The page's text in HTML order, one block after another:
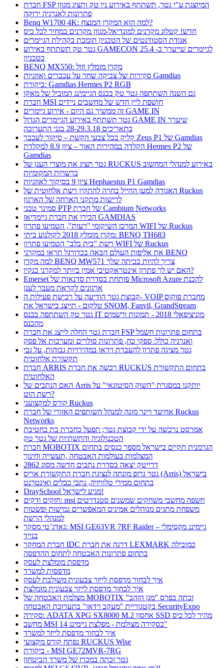
חברת FSP המיוצגת ע"י גטר, תשתתף באירוע ניו טק ותציג מגוון
פתרונות לאנרגיה ירוקה
Benq W1700 4K: למה הוא המקרן המנצח?
חדש! קטלוג מקרנים למונדיאל-מגוון מקרנים במחיר לכל כיס
אגודת הסטודנטים של הטכניון תומכת בקהילת הגיימרים
גטר טק תשתתף באירוע GAMECON לגיימרים שייערך ב- 25.4
בטכניון
BENQ MX550: מקרן מומלץ וזול
סקירות של צביקה שחר על עכברים ואוזניות Gamdias
ביקורת: Gamdias Hermes P2 RGB
גם השנה השתתפה גטר טק בכנס הגיימינג המוביל של מאקו
חברת MSI חושפת ליין חדש של מחשבים ניידים
זה ממשיך גם היום - אירוע גיימרים GAME IN
גטר תשתתף באירוע הגיימרים הגדול GAME IN שיערך
בתאריכים 28-29.3.18 בגני התערוכה
קליק בכל צבעי הקשת – סיקור לעכבר Zeus P1 של Gamdias
הקלדה במהירות האור – ציון 8.9 למקלדת Hermes P2 של
Gamdias
גטר תציג את מוצרי הענן של RUCKUS באירוע למנהלי המחשוב
ברשויות המקומיות
ציון 9 בסיקור לאוזניות Hephaestus P1 Gamdias
האגודה למען החייל בחרה להתקין רשת אלחוטית של Ruckus
לרישות מתקני הארחה של הארגון
סמינר טכני PTP של חברת Cambium Networks
הכירו את חברת גיימדיאז GAMDIAS
המרכז השיקומי "רעות", הטמיעו פתרון WIFI של Ruckus
מקרן מומלץ 2018 לקולנוע ביתי: BENQ TH683
רשת "בית בלב" הטמיעו פתרון WIFI של Ruckus
את אליפות העולם הבאה בכדורגל תראו במקרני BENQ
למה מקרן BENQ MW571 צריך להיות בכיתה שלך
האם יש לך פתרון אינטראקטיבי אמין ביותר למקרני בנקיו?
Emerset פותחת בסדרת סדנאות של Microsoft Azure להכנת
ארגונים לקראת מעבר לענן
קבוצת גטר הודיעה על רכישת פעילות ה- VOIP מחברת פוקוס
טלקום - תייצג בישראל את SNOM, Fanvil, GrandStream
גטר טק השתתפה בכנס IT מוניציפאלי 2018 - תמונות ורשמים
מהכנס
חברת גטר החלה לייצג את חברת FSP בתחום פתרונות חשמל
ואנרגיה כולל: ספקי כח, פתרונות סולרים ומערכות אל פסק
גטר מציגה פתרון להעברת וידאו במהירויות גבוהות, על גבי
תקשורת אלחוטית
חברת ARRIS רכשה את חברת RUCKUS בתחום התקשורת
האלחוטית
האם הנתבים של Arris יותקנו במסגרת "השוק הסיטונאי" על
רשת הוט?
קורס למקצועני Ruckus
אחיעד ויינר מונה למנהל השותפים האזורי של חברת Ruckus
Networks
אמרסט נרכשה על ידי קבוצת גטר; תפעל כחברת בת בחטיבת
הטכנולוגיה והתשתיות של גטר טק
חברת MOBOTIX הגרמנית תקיים בישראל מספר כנסים בתחום
המצלמות בעולמות האבטחה ,תעשייה וחינוך
דרייטק יצאה בסדרת נתבים חדשה מסוג 2862
גטר גרופ מונתה לנציגת חברת התקשורת אריס (Arris) בישראל
בתחום ממירי טלוויזיה, נתבי כבלים ואינטרנט
DraySchool מגיע לישראל!
חזקים ודקים: msi חשפה מחשבי משחקים שמשנים סטנדרטים
משפחת מתגים מנוהלים אמינים המאפשרים גמישות ופשטות
למנהלי הרשת
גאדג’טי מסקר: MSI GE63VR 7RF Raider – גיימינג מקסימלי
בנייד
חברת המחקר IDC דרגה את חברת LEXMARK כמובילה
בתחום פתרונות האבטחה לתחום ההדפסה
מדפסת מומלצת לעסק
מדפסות למשרד
איך לבחור מדפסת לייזר צבעונית משולבת לעסק
איך לבחור מדפסת לייזר צבעונית מומלצת
מצלמת האבטחה של MOBOTIX זכתה בפרס "מגן הזהב"
בקטגוריית "מעקב וידאו" בתערוכת האבטחה SecurityExpo
סקירה: ADATA XPG SX8000 M.2 אחסון SSD מהיר לכל כיס
מחשב MSI בסקירה מצולמת - מפלצת גיימינג 14"
איך לבחור מדפסת לייזר למשרד
נפתח קורס מקצועי RUCKUS Wise
ביקורת - MSI GE72MVR-7RG
גטר זכתה במכרז של משרד הביטחון